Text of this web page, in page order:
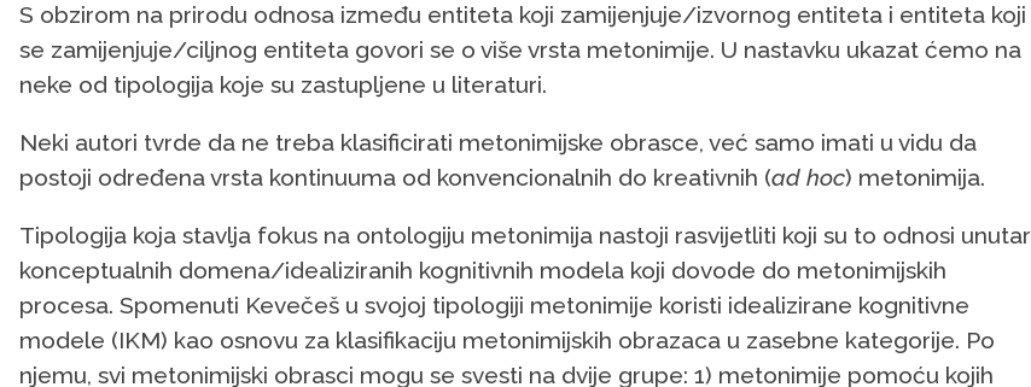
S obzirom na prirodu odnosa između entiteta koji zamijenjuje/izvornog entiteta i entiteta koji
se zamijenjuje/ciljnog entiteta govori se o više vrsta metonimije. U nastavku ukazat ćemo na
neke od tipologija koje su zastupljene u literaturi.
Neki autori tvrde da ne treba klasificirati metonimijske obrasce, već samo imati u vidu da
postoji određena vrsta kontinuuma od konvencionalnih do kreativnih (ad hoc) metonimija.
Tipologija koja stavlja fokus na ontologiju metonimija nastoji rasvijetliti koji su to odnosi unutar
konceptualnih domena/idealiziranih kognitivnih modela koji dovode do metonimijskih
procesa. Spomenuti Kevečeš u svojoj tipologiji metonimije koristi idealizirane kognitivne
modele (IKM) kao osnovu za klasifikaciju metonimijskih obrazaca u zasebne kategorije. Po
njemu, svi metonimijski obrasci mogu se svesti na dvije grupe: 1) metonimije pomoću kojih